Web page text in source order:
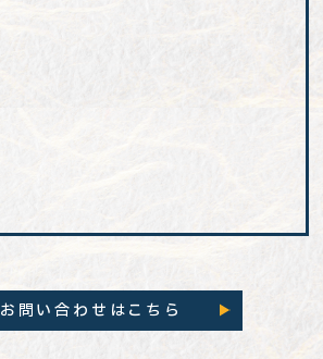
お問い合わせはこちら